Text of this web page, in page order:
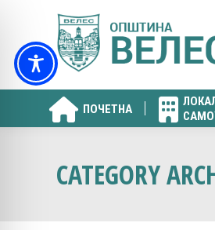
ПОЧЕТНА
CATEGORY
ПОЧЕТНА